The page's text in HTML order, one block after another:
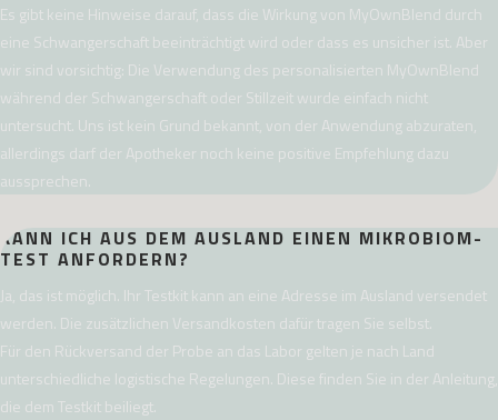
Es gibt keine Hinweise darauf, dass die Wirkung von MyOwnBlend durch
eine Schwangerschaft beeinträchtigt wird oder dass es unsicher ist. Aber
wir sind vorsichtig: Die Verwendung des personalisierten MyOwnBlend
während der Schwangerschaft oder Stillzeit wurde einfach nicht
untersucht. Uns ist kein Grund bekannt, von der Anwendung abzuraten,
allerdings darf der Apotheker noch keine positive Empfehlung dazu
aussprechen.
KANN ICH AUS DEM AUSLAND EINEN MIKROBIOM-
TEST ANFORDERN?
Ja, das ist möglich. Ihr Testkit kann an eine Adresse im Ausland versendet
werden. Die zusätzlichen Versandkosten dafür tragen Sie selbst.
Für den Rückversand der Probe an das Labor gelten je nach Land
unterschiedliche logistische Regelungen. Diese finden Sie in der Anleitung,
die dem Testkit beiliegt.